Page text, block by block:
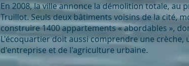
En 2008, la ville annonce la démolition totale, au
Truillot. Seuls deux bâtiments voisins de la cité,
construire 1400 appartements « abordables »,
L'écoquartier doit aussi comprendre une crèche,
d'entreprise et de l'agriculture urbaine.